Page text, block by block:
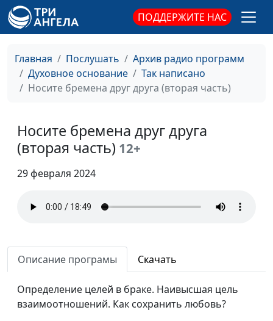
ПОДДЕРЖИТЕ НАС
Главная Послушать
Архив радио программ
Духовное основание
Так написано
Носите бремена друг друга (вторая часть)
Носите бремена друг друга
(вторая часть) 12+
29 февраля 2024
Описание програмы Скачать
Определение целей в браке. Наивысшая цель
взаимоотношений. Как сохранить любовь?
Мудрость Божья
Панков Александр,
священнослужитель
священнослужитель
Кризис в Коринфе
Панков Александр,
Кризис в Коринфе
(вторая часть)
Панков Александр,
священнослужитель
(первая часть)
Единая семья (вторая
Панков Александр,
#185
Единая семья (первая
часть)
священнослужитель
Соответствующее
служение (вторая
Панков Александр,
священнослужитель